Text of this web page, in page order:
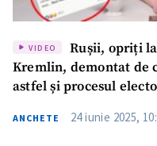
VIDEO
Rușii, opriți
Kremlin, demontat de
astfel și procesul
ANCHETE 24 iunie 2025,